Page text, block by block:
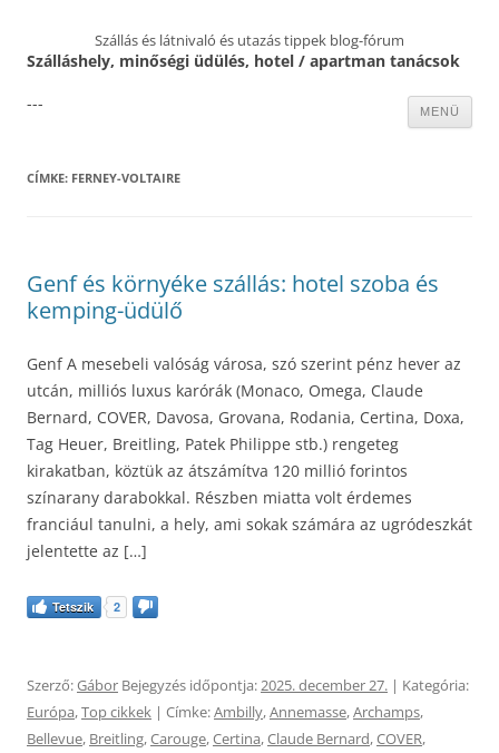
Szállás és látnivaló és utazás tippek blog-fórum
Szálláshely, minőségi üdülés, hotel / apartman tanácsok
MENÜ
---
CÍMKE: FERNEY-VOLTAIRE
Genf és környéke szállás: hotel szoba és
kemping-üdülő
Genf A mesebeli valóság városa, szó szerint pénz hever az
utcán, milliós luxus karórák (Monaco, Omega, Claude
Bernard, COVER, Davosa, Grovana, Rodania, Certina, Doxa,
Tag Heuer, Breitling, Patek Philippe stb.) rengeteg
kirakatban, köztük az átszámítva 120 millió forintos
színarany darabokkal. Részben miatta volt érdemes
franciául tanulni, a hely, ami sokak számára az ugródeszkát
jelentette az […]
Tetszik 2
Szerző:Gábor Bejegyzés időpontja:2025. december 27. | Kategória:
Európa,Top cikkek | Címke:Ambilly,Annemasse,Archamps,
Bellevue, Breitling,Carouge,Certina,Claude Bernard,COVER,